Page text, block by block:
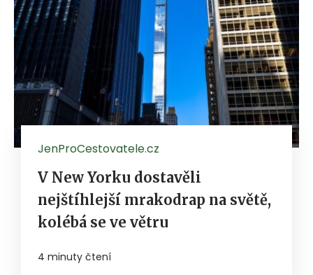
JenProCestovatele.cz
V New Yorku dostavěli
nejštíhlejší mrakodrap na světě,
kolébá se ve větru
4 minuty čtení